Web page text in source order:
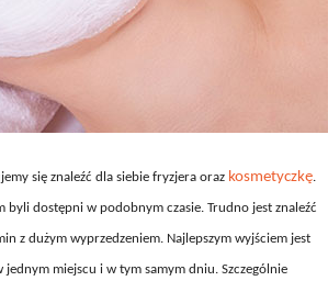
się znaleźć dla siebie fryzjera oraz kosmetyczkę.
byli dostępni w podobnym czasie. Trudno jest znaleźć
z dużym wyprzedzeniem. Najlepszym wyjściem jest
miejscu i w tym samym dniu. Szczególnie